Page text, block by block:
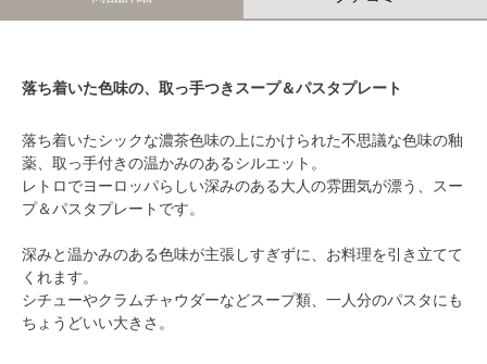
落ち着いた色味の、取っ手つきスープ＆パスタプレート
落ち着いたシックな濃茶色味の上にかけられた不思議な色味の釉
薬、取っ手付きの温かみのあるシルエット。
レトロでヨーロッパらしい深みのある大人の雰囲気が漂う、スー
プ＆パスタプレートです。
深みと温かみのある色味が主張しすぎずに、お料理を引き立てて
くれます。
シチューやクラムチャウダーなどスープ類、一人分のパスタにも
ちょうどいい大きさ。